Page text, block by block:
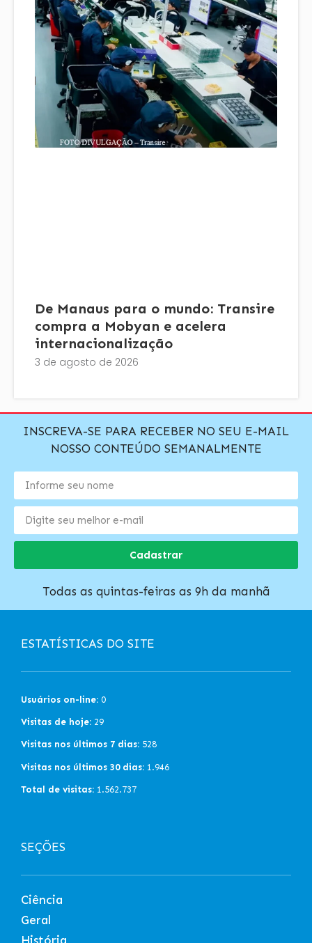
De Manaus para o mundo: Transire
compra a Mobyan e acelera
internacionalização
3 de agosto de 2026
INSCREVA-SE PARA RECEBER NO SEU E-MAIL
NOSSO CONTEÚDO SEMANALMENTE
Cadastrar
Todas as quintas-feiras as 9h da manhã
ESTATÍSTICAS DO SITE
Usuários on-line: 0
Visitas de hoje: 29
Visitas nos últimos 7 dias: 528
Visitas nos últimos 30 dias: 1.946
Total de visitas: 1.562.737
SEÇÕES
Ciência
Geral
História